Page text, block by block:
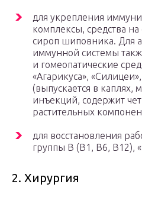
для укрепления
комплексы, средства
сироп шиповника. Для
иммунной системы
и гомеопатические
«Агарикуса»,
(выпускается в каплях,
инъекций, содержит
растительных
для восстановления
группы В (В1, В6, В12),
2. Хирургия